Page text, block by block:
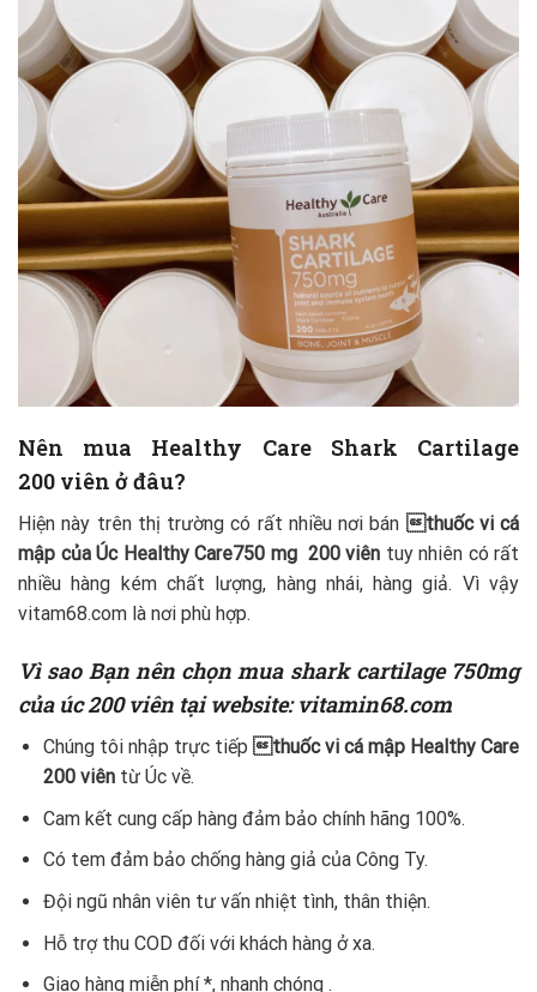
Nên mua Healthy Care Shark Cartilage
200 viên ở đâu?
Hiện này trên thị trường có rất nhiều nơi bán thuốc vi cá
mập của Úc Healthy Care750 mg 200 viên tuy nhiên có rất
nhiều hàng kém chất lượng, hàng nhái, hàng giả. Vì vậy
vitam68.com là nơi phù hợp.
Vì sao Bạn nên chọn mua shark cartilage 750mg
của úc 200 viên tại website: vitamin68.com
Chúng tôi nhập trực tiếp thuốc vi cá mập Healthy Care
200 viên từ Úc về.
Cam kết cung cấp hàng đảm bảo chính hãng 100%.
Có tem đảm bảo chống hàng giả của Công Ty.
Đội ngũ nhân viên tư vấn nhiệt tình, thân thiện.
Hỗ trợ thu COD đối với khách hàng ở xa.
Giao hàng miễn phí *, nhanh chóng .